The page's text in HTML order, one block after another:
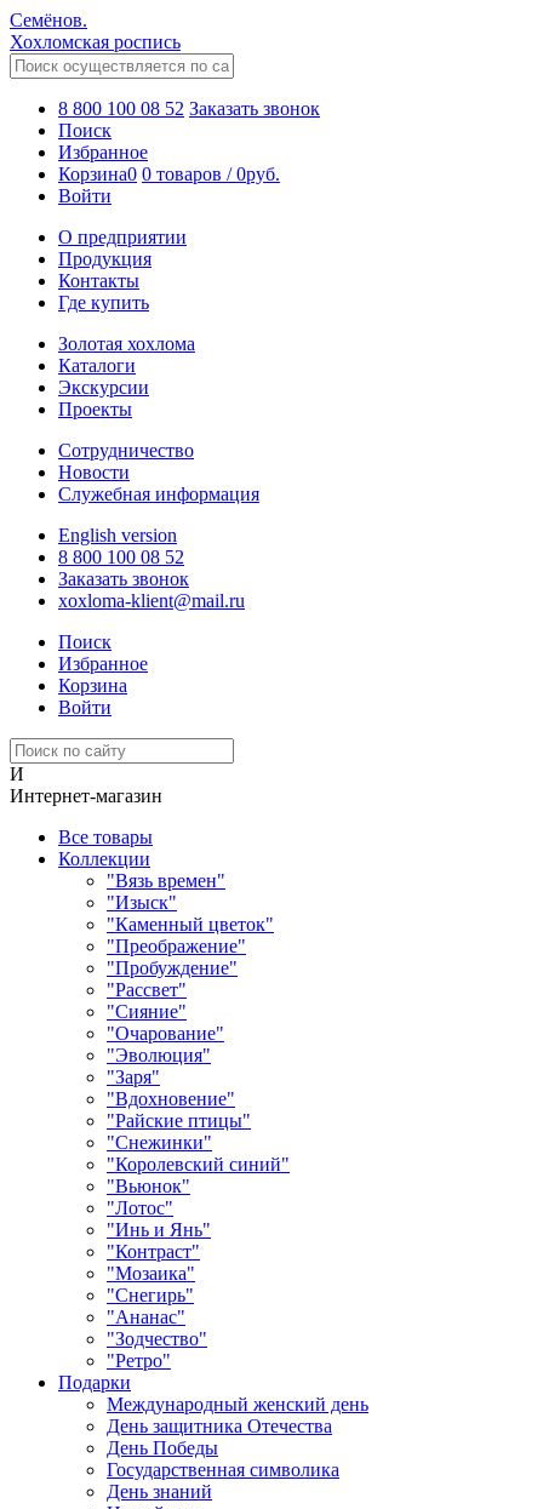
Семёнов.
Хохломская роспись
8 800 100 08 52 Заказать звонок
Поиск
Избранное
Корзина0 0 товаров /0руб.
Войти
О предприятии
Продукция
Контакты
Где купить
Золотая хохлома
Каталоги
Экскурсии
Проекты
Сотрудничество
Новости
Служебная информация
English version
8 800 100 08 52
Заказать звонок
xoxloma-klient@mail.ru
Поиск
Избранное
Корзина
Войти
И
Интернет-магазин
Все товары
Коллекции
"Вязь времен"
"Изыск"
"Каменный цветок"
"Преображение"
"Пробуждение"
"Рассвет"
"Сияние"
"Очарование"
"Эволюция"
"Заря"
"Вдохновение"
"Райские птицы"
"Снежинки"
"Королевский синий"
"Вьюнок"
"Лотос"
"Инь и Янь"
"Контраст"
"Мозаика"
"Снегирь"
"Ананас"
"Зодчество"
"Ретро"
Подарки
Международный женский день
День защитника Отечества
День Победы
Государственная символика
День знаний